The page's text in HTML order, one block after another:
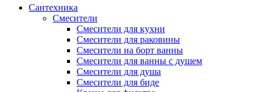
Сантехника
Смесители
Смесители для кухни
Смесители для раковины
Смесители на борт ванны
Смесители для ванны с душем
Смесители для душа
Смесители для биде